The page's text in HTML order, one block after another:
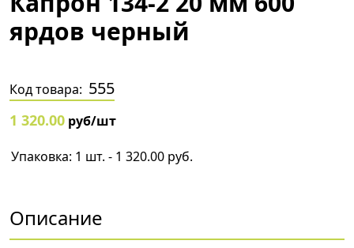
ярдов черный
Код товара: 555
1 320.00 руб/шт
Упаковка: 1 шт. - 1 320.00 руб.
Описание